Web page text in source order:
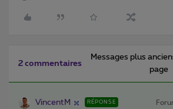
2 commentaires
Messages plus
page
VincentM RÉPONSE